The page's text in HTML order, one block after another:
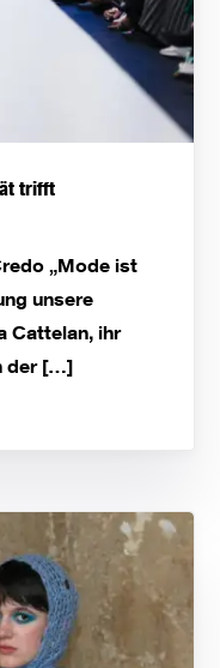
trifft
„Mode ist
unsere
Cattelan, ihr
der […]